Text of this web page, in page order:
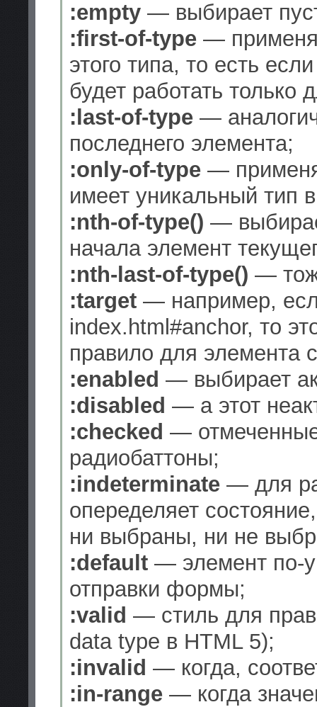
:empty — выбирает
:first-of-type —
этого типа, то есть
будет работать только
:last-of-type —
последнего элемента;
:only-of-type —
имеет уникальный тип
:nth-of-type() —
начала элемент
:nth-last-of-type() —
:target — например,
index.html#anchor, то
правило для элемента
:enabled — выбирает
:disabled — а этот
:checked —
радиобаттоны;
:indeterminate — для
опеределяет
ни выбраны, ни не
:default — элемент по-
отправки формы;
:valid — стиль для
data type в HTML 5);
:invalid — когда,
:in-range — когда